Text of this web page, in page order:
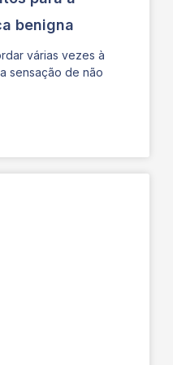
benigna
várias vezes à
sensação de não